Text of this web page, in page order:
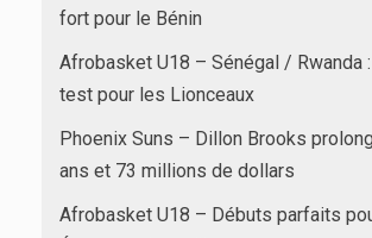
fort pour le Bénin
Afrobasket U18 – Sénégal / Rwanda
test pour les Lionceaux
Phoenix Suns – Dillon Brooks
ans et 73 millions de dollars
Afrobasket U18 – Débuts parfaits